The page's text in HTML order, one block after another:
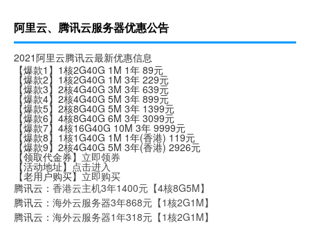
阿里云、腾讯云服务器优惠公告
2021阿里云腾讯云最新优惠信息
【爆款1】1核2G40G 1M 1年 89元
【爆款2】1核2G40G 1M 3年 229元
【爆款3】2核4G40G 3M 3年 639元
【爆款4】2核4G40G 5M 3年 899元
【爆款5】2核8G40G 5M 3年 1399元
【爆款6】4核8G40G 6M 3年 3099元
【爆款7】4核16G40G 10M 3年 9999元
【爆款8】1核1G40G 1M 1年(香港) 119元
【爆款9】2核4G40G 5M 3年(香港) 2926元
【领取代金券】 立即领券
【活动地址】 点击进入
【老用户购买】立即购买
腾讯云： 香港云主机3年1400元【4核8G5M】
腾讯云： 海外云服务器3年868元【1核2G1M】
腾讯云： 海外云服务器1年318元【1核2G1M】